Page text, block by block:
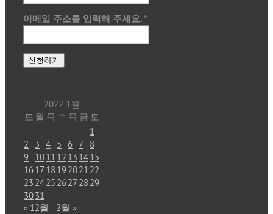
이메일 주소를 입력해 주세요. *
2022 1월
토 월 목 수 목 금 토
1
2
3 4 5 6 7
8
9 1011 12 13 1415
1617 18 192021 22
23 2425 2627 28 29
3031
« 12월
2월 »